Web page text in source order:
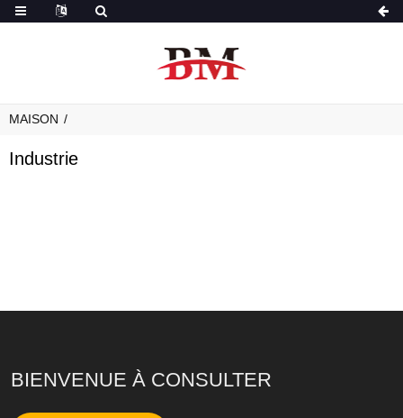
MAISON
Industrie
BIENVENUE À CONSULTER